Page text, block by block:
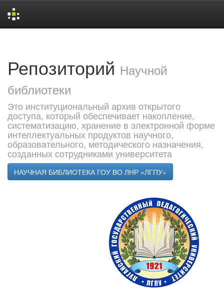
Репозиторий Научной
библиотеки
Это институциональный архив открытого
доступа, который обеспечивает накопление,
систематизацию, хранение в электронной форме
интеллектуальных продуктов научного,
образовательного, методического назначения,
созданных сотрудниками университета
НАУЧНАЯ БИБЛИОТЕКА ГОУ ВО ЛНР «ЛГПУ»